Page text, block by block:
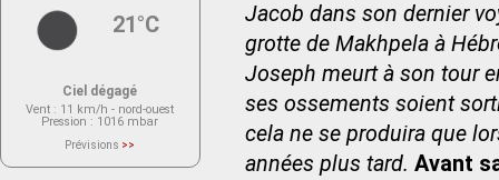
Jacob dans son dernier
grotte de Makhpela à
Joseph meurt à son tour
ses ossements soient
cela ne se produira que
années plus tard. Avant
21°C
Ciel dégagé
Vent : 11 km/h - nord-ouest
Pression : 1016 mbar
Prévisions >>
actuellement aucune prévision